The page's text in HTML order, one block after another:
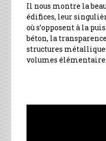
Il nous montre la
édifices, leur
où s’opposent à la
béton, la
structures
volumes